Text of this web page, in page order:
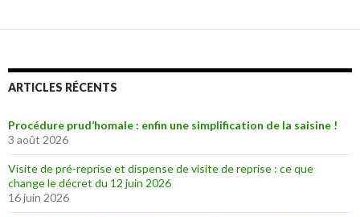
articles
ARTICLES RÉCENTS
Procédure prud’homale : enfin une simplification de la saisine !
3 août 2026
Visite de pré-reprise et dispense de visite de reprise : ce que
change le décret du 12 juin 2026
16 juin 2026